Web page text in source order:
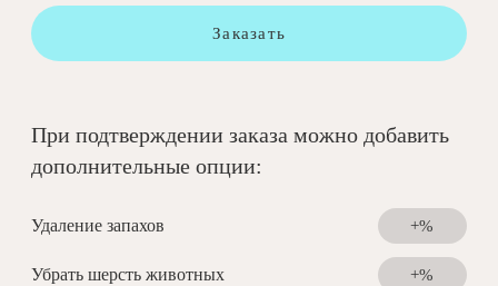
Заказать
При подтверждении заказа можно добавить
дополнительные опции:
Удаление запахов +%
Убрать шерсть животных +%